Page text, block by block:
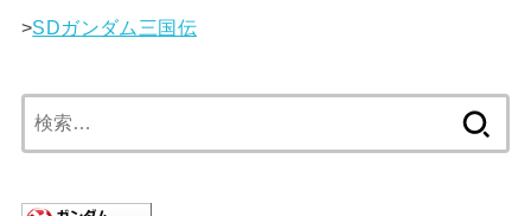
>SDガンダム三国伝
索: